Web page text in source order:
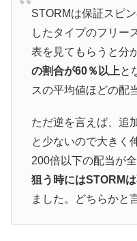
STORMは保証スピ
したタイプのフリー
表を見てもらうと分
の割合が60％以上と
スの平均値ほどの配
ただ逆を言えば、追
と少ないので大きく
200倍以下の配当が
狙う時にはSTORM
ました。どちらかと